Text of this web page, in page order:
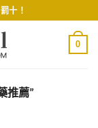
十！
0
推薦”